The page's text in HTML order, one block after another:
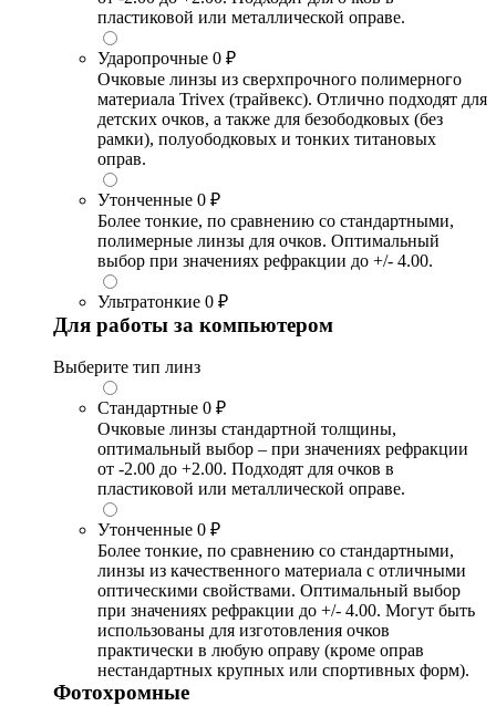
пластиковой или металлической оправе.
Ударопрочные 0 ₽
Очковые линзы из сверхпрочного полимерного
материала Trivex (трайвекс). Отлично подходят для
детских очков, а также для безободковых (без
рамки), полуободковых и тонких титановых
оправ.
Утонченные 0 ₽
Более тонкие, по сравнению со стандартными,
полимерные линзы для очков. Оптимальный
выбор при значениях рефракции до +/- 4.00.
Ультратонкие 0 ₽
Для работы за компьютером
Выберите тип линз
Стандартные 0 ₽
Очковые линзы стандартной толщины,
оптимальный выбор – при значениях рефракции
от -2.00 до +2.00. Подходят для очков в
пластиковой или металлической оправе.
Утонченные 0 ₽
Более тонкие, по сравнению со стандартными,
линзы из качественного материала с отличными
оптическими свойствами. Оптимальный выбор
при значениях рефракции до +/- 4.00. Могут быть
использованы для изготовления очков
практически в любую оправу (кроме оправ
нестандартных крупных или спортивных форм).
Фотохромные